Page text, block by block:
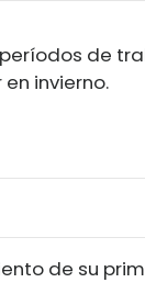
de
invierno.
de su